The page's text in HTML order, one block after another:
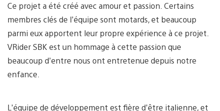
Ce projet a été créé avec amour et passion. Certains
membres clés de l’équipe sont motards, et beaucoup
parmi eux apportent leur propre expérience à ce projet.
VRider SBK est un hommage à cette passion que
beaucoup d’entre nous ont entretenue depuis notre
enfance.
L’équipe de développement est fière d’être italienne, et